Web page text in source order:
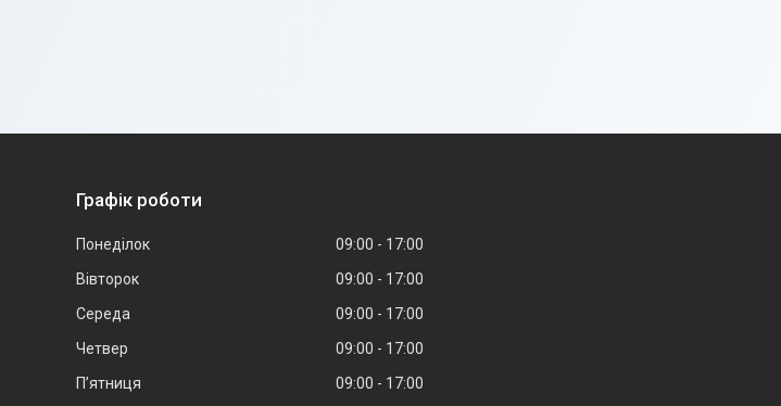
Графік роботи
Понеділок 09:00
17:00
Вівторок
09:00
17:00
Середа
09:00
17:00
Четвер
09:00
17:00
Пʼятниця
09:00 17:00